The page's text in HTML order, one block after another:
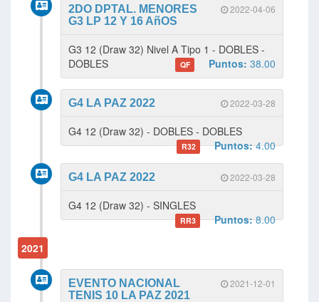
2022-04-06
2DO DPTAL. MENORES
G3 LP 12 Y 16 AñOS
G3 12 (Draw 32) Nivel A Tipo 1 - DOBLES -
DOBLES
QF Puntos: 38.00
2022-03-28
G4 LA PAZ 2022
G4 12 (Draw 32) - DOBLES - DOBLES
R32 Puntos:4.00
2022-03-28
G4 LA PAZ 2022
G4 12 (Draw 32) - SINGLES
RR3 Puntos:8.00
2021
2021-12-01
EVENTO NACIONAL
TENIS 10 LA PAZ 2021